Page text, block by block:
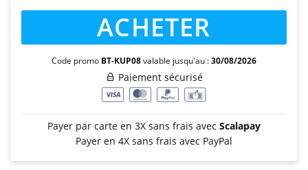
ACHETER
Code promo BT-KUP08valable jusqu'au :30/08/2026
Paiement sécurisé
Payer par carte en 3X sans frais avec Scalapay
Payer en 4X sans frais avec PayPal